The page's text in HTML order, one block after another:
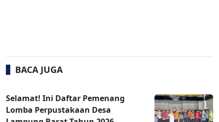
BACA JUGA
Selamat! Ini Daftar Pemenang
Lomba Perpustakaan Desa